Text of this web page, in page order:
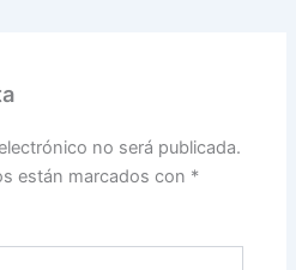
no será publicada.
están marcados con *